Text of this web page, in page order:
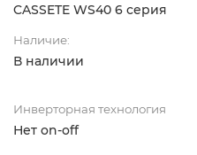
CASSETE WS40 6 серия
Наличие:
В наличии
Инверторная технология
Нет on-off